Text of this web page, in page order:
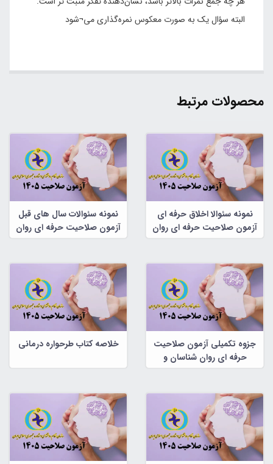
البته سؤال یک به صورت معکوس نمره‌گذاری می¬شود
محصولات مرتبط
نمونه سئوالا اخلاق حرفه ای
آزمون صلاحیت حرفه ای روان
شناسان و مشاوران
نمونه سئوالات سال های قبل
آزمون صلاحیت حرفه ای روان
شناسان و مشاوران
جزوه تکمیلی آزمون صلاحیت
حرفه ای روان شناسان و
مشاوران
خلاصه کتاب طرحواره درمانی